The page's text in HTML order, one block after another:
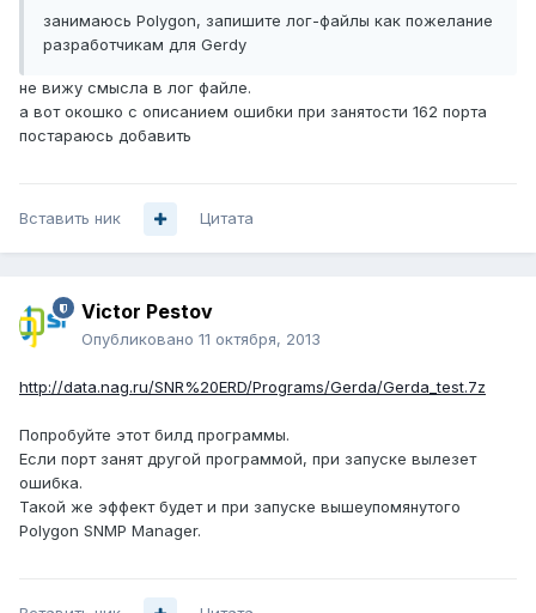
занимаюсь Polygon, запишите лог-файлы как пожелание
разработчикам для Gerdy
не вижу смысла в лог файле.
а вот окошко с описанием ошибки при занятости 162 порта
постараюсь добавить
Вставить ник Цитата
Victor Pestov
Опубликовано 11 октября, 2013
http://data.nag.ru/SNR%20ERD/Programs/Gerda/Gerda_test.7z
Попробуйте этот билд программы.
Если порт занят другой программой, при запуске вылезет
ошибка.
Такой же эффект будет и при запуске вышеупомянутого
Polygon SNMP Manager.